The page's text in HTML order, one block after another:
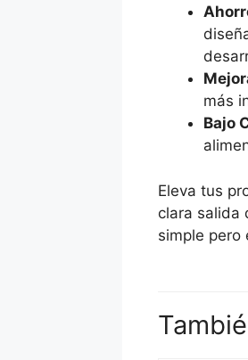
más
Bajo
Eleva tus
clara salida
simple pero